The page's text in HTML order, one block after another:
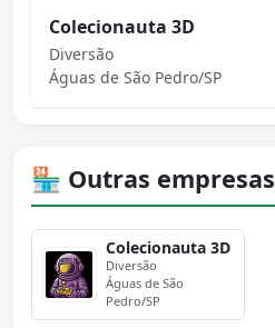
Colecionauta 3D
Diversão
Águas de São Pedro/SP
🏪 Outras empresas
Colecionauta 3D
Diversão
Águas de São
Pedro/SP